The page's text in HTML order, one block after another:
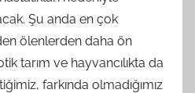
Şu anda en çok
ölenlerden daha ön
tarım ve hayvancılıkta da
farkında olmadığımız